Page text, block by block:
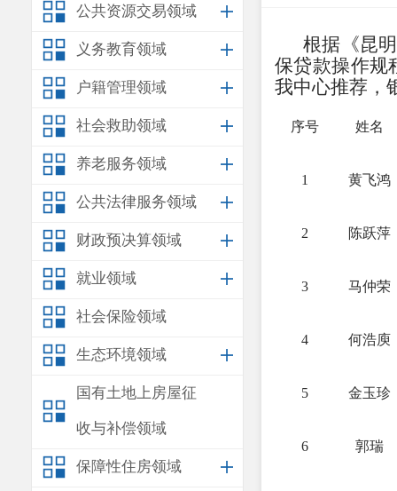
公共资源交易领域
义务教育领域
户籍管理领域
社会救助领域
养老服务领域
公共法律服务领域
财政预决算领域
就业领域
社会保险领域
生态环境领域
国有土地上房屋征
收与补偿领域
保障性住房领域
根据《昆
保贷款操作规
我中心推荐，
序号 姓名
1 黄飞鸿
2 陈跃萍
3 马仲荣
4 何浩庾
5 金玉珍
6 郭瑞